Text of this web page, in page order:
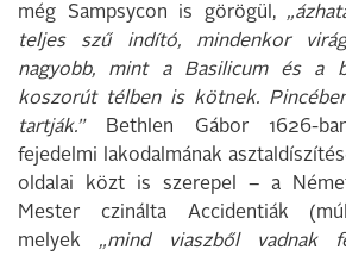
még Sampsycon is görögül,
teljes szű indító, mindenkor
nagyobb, mint a Basilicum és a
koszorút télben is kötnek.
tartják.”Bethlen Gábor 1626-
fejedelmi lakodalmának
oldalai közt is szerepel – a
Mester czinálta Accidentiák
melyek „mind viaszből vadnak